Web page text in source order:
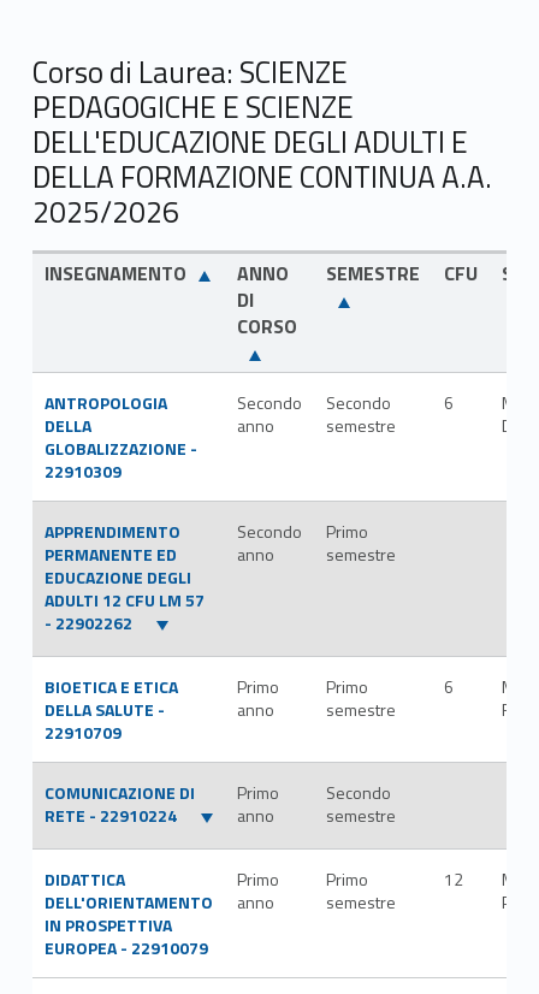
Corso di Laurea: SCIENZE
PEDAGOGICHE E SCIENZE
DELL'EDUCAZIONE DEGLI ADULTI E
DELLA FORMAZIONE CONTINUA A.A.
2025/2026
INSEGNAMENTO
ANNO
DI
CORSO
SEMESTRE CFU SSD
ANTROPOLOGIA
DELLA
GLOBALIZZAZIONE -
22910309
Secondo
anno
Secondo
semestre
6
M-
APPRENDIMENTO
PERMANENTE ED
EDUCAZIONE DEGLI
ADULTI 12 CFU LM 57
- 22902262
Secondo
anno
Primo
semestre
BIOETICA E ETICA
DELLA SALUTE -
22910709
Primo
anno
Primo
semestre
6
M-
FIL/
COMUNICAZIONE DI
RETE - 22910224
Primo
anno
Secondo
semestre
DIDATTICA
DELL'ORIENTAMENTO
IN PROSPETTIVA
EUROPEA - 22910079
Primo
anno
Primo
semestre
12
M-